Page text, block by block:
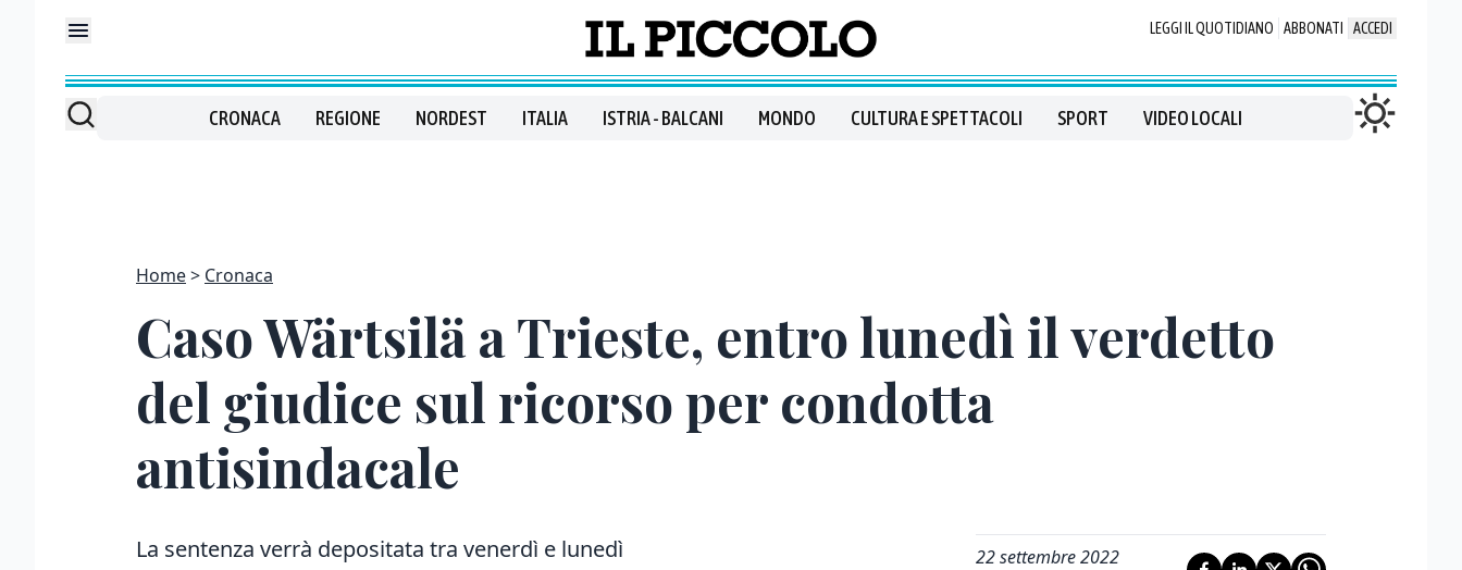
LEGGI IL QUOTIDIANO ABBONATI ACCEDI
CRONACA REGIONE NORDEST ITALIA ISTRIA - BALCANI MONDO CULTURA E SPETTACOLI SPORT VIDEO LOCALI
Home Cronaca
Caso Wärtsilä a Trieste, entro lunedì il verdetto
del giudice sul ricorso per condotta
antisindacale
La sentenza verrà depositata tra venerdì e lunedì
22 settembre 2022